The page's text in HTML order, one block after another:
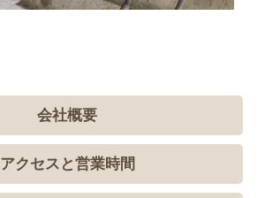
会社概要
アクセスと営業時間